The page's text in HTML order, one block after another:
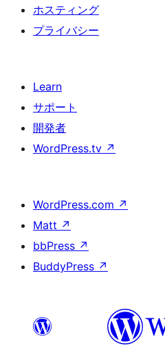
送
り
ホスティング
プライバシー
Learn
サポート
開発者
WordPress.tv ↗
WordPress.com ↗
Matt ↗
bbPress ↗
BuddyPress ↗